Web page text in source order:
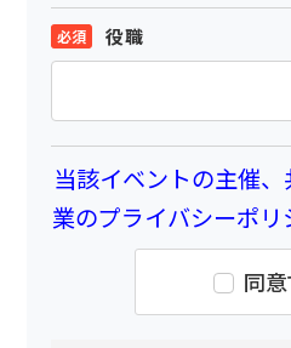
役職
当該イベントの主催
業のプライバシーポリ
同